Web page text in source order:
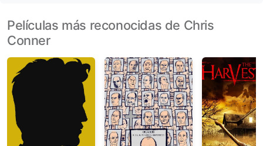
Películas más reconocidas de Chris
Conner